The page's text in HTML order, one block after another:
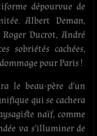
dépourvue de
Albert Deman,
Ducrot, André
sobriétés cachées,
pour Paris !
le beau-père d’un
qui se cachera
naïf, comme
va s’illuminer de